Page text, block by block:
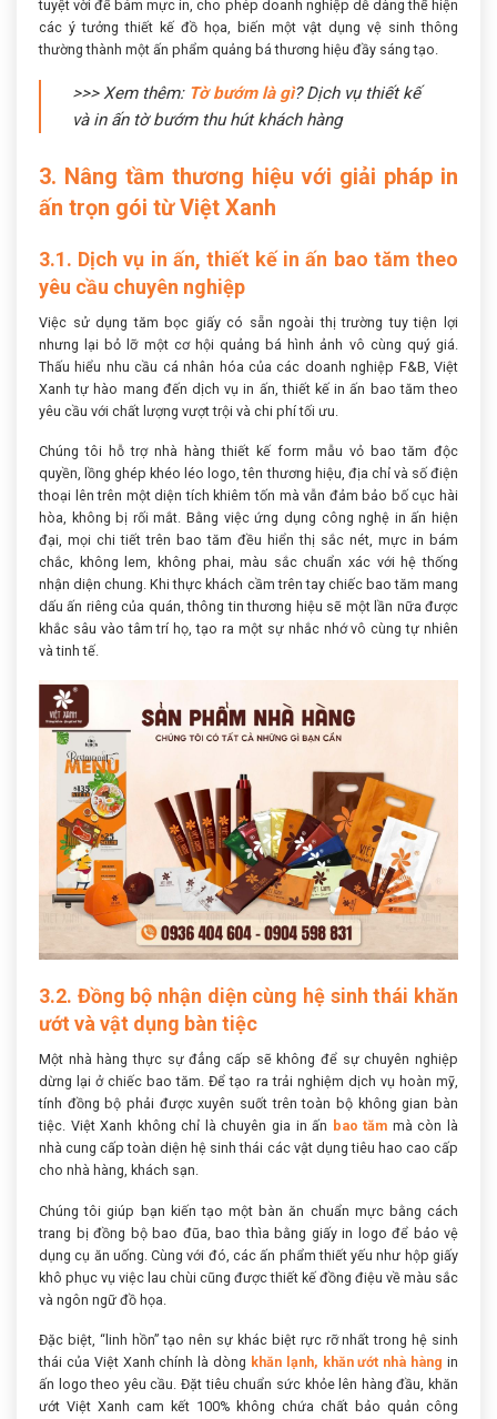
tuyệt vời để bám mực in, cho phép doanh nghiệp dễ dàng thể hiện
các ý tưởng thiết kế đồ họa, biến một vật dụng vệ sinh thông
thường thành một ấn phẩm quảng bá thương hiệu đầy sáng tạo.
>>> Xem thêm: Tờ bướm là gì? Dịch vụ thiết kế
và in ấn tờ bướm thu hút khách hàng
3. Nâng tầm thương hiệu với giải pháp in
ấn trọn gói từ Việt Xanh
3.1. Dịch vụ in ấn, thiết kế in ấn bao tăm theo
yêu cầu chuyên nghiệp
Việc sử dụng tăm bọc giấy có sẵn ngoài thị trường tuy tiện lợi
nhưng lại bỏ lỡ một cơ hội quảng bá hình ảnh vô cùng quý giá.
Thấu hiểu nhu cầu cá nhân hóa của các doanh nghiệp F&B, Việt
Xanh tự hào mang đến dịch vụ in ấn, thiết kế in ấn bao tăm theo
yêu cầu với chất lượng vượt trội và chi phí tối ưu.
Chúng tôi hỗ trợ nhà hàng thiết kế form mẫu vỏ bao tăm độc
quyền, lồng ghép khéo léo logo, tên thương hiệu, địa chỉ và số điện
thoại lên trên một diện tích khiêm tốn mà vẫn đảm bảo bố cục hài
hòa, không bị rối mắt. Bằng việc ứng dụng công nghệ in ấn hiện
đại, mọi chi tiết trên bao tăm đều hiển thị sắc nét, mực in bám
chắc, không lem, không phai, màu sắc chuẩn xác với hệ thống
nhận diện chung. Khi thực khách cầm trên tay chiếc bao tăm mang
dấu ấn riêng của quán, thông tin thương hiệu sẽ một lần nữa được
khắc sâu vào tâm trí họ, tạo ra một sự nhắc nhớ vô cùng tự nhiên
và tinh tế.
3.2. Đồng bộ nhận diện cùng hệ sinh thái khăn
ướt và vật dụng bàn tiệc
Một nhà hàng thực sự đẳng cấp sẽ không để sự chuyên nghiệp
dừng lại ở chiếc bao tăm. Để tạo ra trải nghiệm dịch vụ hoàn mỹ,
tính đồng bộ phải được xuyên suốt trên toàn bộ không gian bàn
tiệc. Việt Xanh không chỉ là chuyên gia in ấn bao tăm mà còn là
nhà cung cấp toàn diện hệ sinh thái các vật dụng tiêu hao cao cấp
cho nhà hàng, khách sạn.
Chúng tôi giúp bạn kiến tạo một bàn ăn chuẩn mực bằng cách
trang bị đồng bộ bao đũa, bao thìa bằng giấy in logo để bảo vệ
dụng cụ ăn uống. Cùng với đó, các ấn phẩm thiết yếu như hộp giấy
khô phục vụ việc lau chùi cũng được thiết kế đồng điệu về màu sắc
và ngôn ngữ đồ họa.
Đặc biệt, “linh hồn” tạo nên sự khác biệt rực rỡ nhất trong hệ sinh
thái của Việt Xanh chính là dòng khăn lạnh, khăn ướt nhà hàng in
ấn logo theo yêu cầu. Đặt tiêu chuẩn sức khỏe lên hàng đầu, khăn
ướt Việt Xanh cam kết 100% không chứa chất bảo quản công